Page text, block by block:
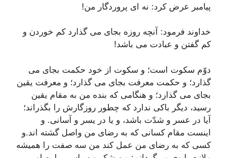
پیامبر عرض کرد: نه اى پروردگار من!
خداوند فرمود: آنچه روزه بجاى مى گذارد کم خوردن و
کم گفتن و عبادت مى باشد!
دوّم سکوت است؛ و سکوت از خود حکمت بجاى مى
گذارد؛ و حکمت معرفت بجاى مى گذارد؛ و معرفت یقین
بجاى مى گذارد؛ و هنگامى که بنده من به مقام یقین
رسید، دیگر باکى ندارد که چطور روزگارش را بگذراند؛
آیا در عسر و شدّت باشد، و یا در یسر و آسانى. و
اینست مقام کسانى که به رضاى من واصل گشته اند.و
کسى که به رضاى من عمل کند من سه صفت را همیشه